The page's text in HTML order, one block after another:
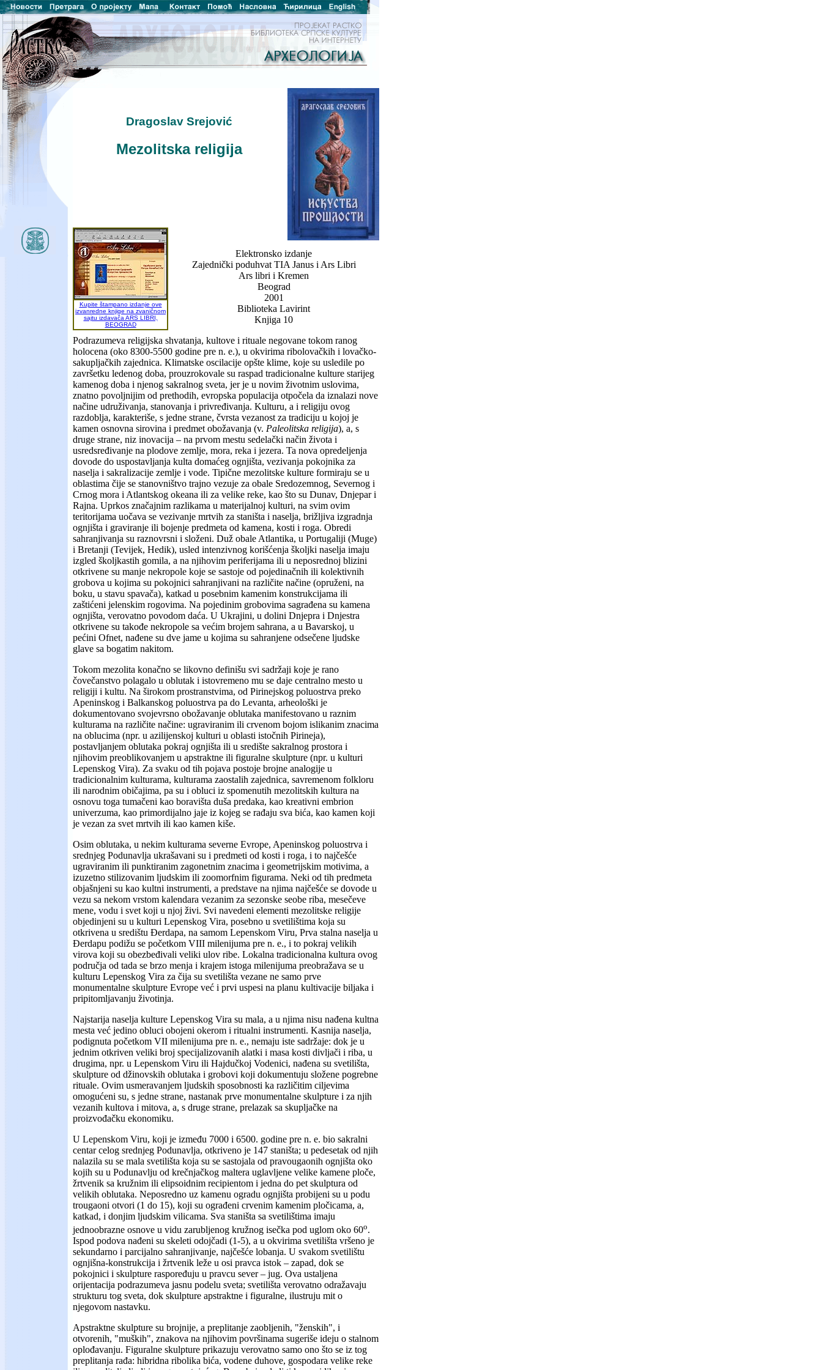
Dragoslav Srejović
Mezolitska religija
Kupite štampano izdanje ove
izvanredne knjige na zvaničnom
sajtu izdavača ARS LIBRI,
BEOGRAD
Elektronsko izdanje
Zajednički poduhvat TIA Janus i Ars Libri
Ars libri i Kremen
Beograd
2001
Biblioteka Lavirint
Knjiga 10
Podrazumeva religijska shvatanja, kultove i rituale negovane tokom ranog
holocena (oko 8300-5500 godine pre n. e.), u okvirima ribolovačkih i lovačko-
sakupljačkih zajednica. Klimatske oscilacije opšte klime, koje su usledile po
završetku ledenog doba, prouzrokovale su raspad tradicionalne kulture starijeg
kamenog doba i njenog sakralnog sveta, jer je u novim životnim uslovima,
znatno povoljnijim od prethodih, evropska populacija otpočela da iznalazi nove
načine udruživanja, stanovanja i privređivanja. Kulturu, a i religiju ovog
razdoblja, karakteriše, s jedne strane, čvrsta vezanost za tradiciju u kojoj je
kamen osnovna sirovina i predmet obožavanja (v. Paleolitska religija), a, s
druge strane, niz inovacija – na prvom mestu sedelački način života i
usredsređivanje na plodove zemlje, mora, reka i jezera. Ta nova opredeljenja
dovode do uspostavljanja kulta domaćeg ognjišta, vezivanja pokojnika za
naselja i sakralizacije zemlje i vode. Tipične mezolitske kulture formiraju se u
oblastima čije se stanovništvo trajno vezuje za obale Sredozemnog, Severnog i
Crnog mora i Atlantskog okeana ili za velike reke, kao što su Dunav, Dnjepar i
Rajna. Uprkos značajnim razlikama u materijalnoj kulturi, na svim ovim
teritorijama uočava se vezivanje mrtvih za staništa i naselja, brižljiva izgradnja
ognjišta i graviranje ili bojenje predmeta od kamena, kosti i roga. Obredi
sahranjivanja su raznovrsni i složeni. Duž obale Atlantika, u Portugaliji (Muge)
i Bretanji (Tevijek, Hedik), usled intenzivnog korišćenja školjki naselja imaju
izgled školjkastih gomila, a na njihovim periferijama ili u neposrednoj blizini
otkrivene su manje nekropole koje se sastoje od pojedinačnih ili kolektivnih
grobova u kojima su pokojnici sahranjivani na različite načine (opruženi, na
boku, u stavu spavača), katkad u posebnim kamenim konstrukcijama ili
zaštićeni jelenskim rogovima. Na pojedinim grobovima sagrađena su kamena
ognjišta, verovatno povodom daća. U Ukrajini, u dolini Dnjepra i Dnjestra
otkrivene su takođe nekropole sa većim brojem sahrana, a u Bavarskoj, u
pećini Ofnet, nađene su dve jame u kojima su sahranjene odsečene ljudske
glave sa bogatim nakitom.
Tokom mezolita konačno se likovno definišu svi sadržaji koje je rano
čovečanstvo polagalo u oblutak i istovremeno mu se daje centralno mesto u
religiji i kultu. Na širokom prostranstvima, od Pirinejskog poluostrva preko
Apeninskog i Balkanskog poluostrva pa do Levanta, arheološki je
dokumentovano svojevrsno obožavanje oblutaka manifestovano u raznim
kulturama na različite načine: ugraviranim ili crvenom bojom islikanim znacima
na oblucima (npr. u azilijenskoj kulturi u oblasti istočnih Pirineja),
postavljanjem oblutaka pokraj ognjišta ili u središte sakralnog prostora i
njihovim preoblikovanjem u apstraktne ili figuralne skulpture (npr. u kulturi
Lepenskog Vira). Za svaku od tih pojava postoje brojne analogije u
tradicionalnim kulturama, kulturama zaostalih zajednica, savremenom folkloru
ili narodnim običajima, pa su i obluci iz spomenutih mezolitskih kultura na
osnovu toga tumačeni kao boravišta duša predaka, kao kreativni embrion
univerzuma, kao primordijalno jaje iz kojeg se rađaju sva bića, kao kamen koji
je vezan za svet mrtvih ili kao kamen kiše.
Osim oblutaka, u nekim kulturama severne Evrope, Apeninskog poluostrva i
srednjeg Podunavlja ukrašavani su i predmeti od kosti i roga, i to najčešće
ugraviranim ili punktiranim zagonetnim znacima i geometrijskim motivima, a
izuzetno stilizovanim ljudskim ili zoomorfnim figurama. Neki od tih predmeta
objašnjeni su kao kultni instrumenti, a predstave na njima najčešće se dovode u
vezu sa nekom vrstom kalendara vezanim za sezonske seobe riba, mesečeve
mene, vodu i svet koji u njoj živi. Svi navedeni elementi mezolitske religije
objedinjeni su u kulturi Lepenskog Vira, posebno u svetilištima koja su
otkrivena u središtu Đerdapa, na samom Lepenskom Viru, Prva stalna naselja u
Đerdapu podižu se početkom VIII milenijuma pre n. e., i to pokraj velikih
virova koji su obezbeđivali veliki ulov ribe. Lokalna tradicionalna kultura ovog
područja od tada se brzo menja i krajem istoga milenijuma preobražava se u
kulturu Lepenskog Vira za čija su svetilišta vezane ne samo prve
monumentalne skulpture Evrope već i prvi uspesi na planu kultivacije biljaka i
pripitomljavanju životinja.
Najstarija naselja kulture Lepenskog Vira su mala, a u njima nisu nađena kultna
mesta već jedino obluci obojeni okerom i ritualni instrumenti. Kasnija naselja,
podignuta početkom VII milenijuma pre n. e., nemaju iste sadržaje: dok je u
jednim otkriven veliki broj specijalizovanih alatki i masa kosti divljači i riba, u
drugima, npr. u Lepenskom Viru ili Hajdučkoj Vodenici, nađena su svetilišta,
skulpture od džinovskih oblutaka i grobovi koji dokumentuju složene pogrebne
rituale. Ovim usmeravanjem ljudskih sposobnosti ka različitim ciljevima
omogućeni su, s jedne strane, nastanak prve monumentalne skulpture i za njih
vezanih kultova i mitova, a, s druge strane, prelazak sa skupljačke na
proizvođačku ekonomiku.
U Lepenskom Viru, koji je između 7000 i 6500. godine pre n. e. bio sakralni
centar celog srednjeg Podunavlja, otkriveno je 147 staništa; u pedesetak od njih
nalazila su se mala svetilišta koja su se sastojala od pravougaonih ognjišta oko
kojih su u Podunavlju od krečnjačkog maltera uglavljene velike kamene ploče,
žrtvenik sa kružnim ili elipsoidnim recipientom i jedna do pet skulptura od
velikih oblutaka. Neposredno uz kamenu ogradu ognjišta probijeni su u podu
trougaoni otvori (1 do 15), koji su ograđeni crvenim kamenim pločicama, a,
katkad, i donjim ljudskim vilicama. Sva staništa sa svetilištima imaju
jednoobrazne osnove u vidu zarubljenog kružnog isečka pod uglom oko 60o.
Ispod podova nađeni su skeleti odojčadi (1-5), a u okvirima svetilišta vršeno je
sekundarno i parcijalno sahranjivanje, najčešće lobanja. U svakom svetilištu
ognjišna-konstrukcija i žrtvenik leže u osi pravca istok – zapad, dok se
pokojnici i skulpture raspoređuju u pravcu sever – jug. Ova ustaljena
orijentacija podrazumeva jasnu podelu sveta; svetilišta verovatno odražavaju
strukturu tog sveta, dok skulpture apstraktne i figuralne, ilustruju mit o
njegovom nastavku.
Apstraktne skulpture su brojnije, a preplitanje zaobljenih, "ženskih", i
otvorenih, "muških", znakova na njihovim površinama sugeriše ideju o stalnom
oplođavanju. Figuralne skulpture prikazuju verovatno samo ono što se iz tog
preplitanja rađa: hibridna ribolika bića, vodene duhove, gospodara velike reke